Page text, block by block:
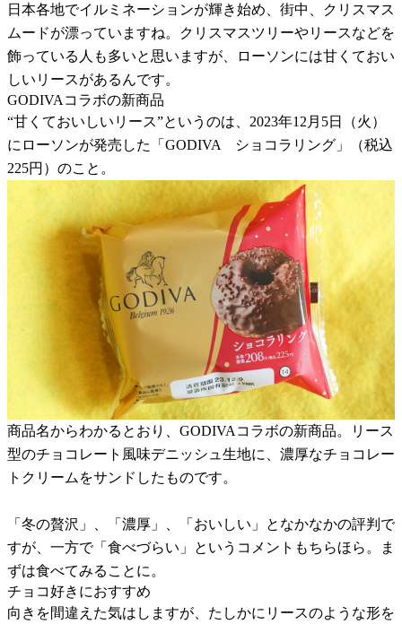
日本各地でイルミネーションが輝き始め、街中、クリスマス
ムードが漂っていますね。クリスマスツリーやリースなどを
飾っている人も多いと思いますが、ローソンには甘くておい
しいリースがあるんです。
GODIVAコラボの新商品
“甘くておいしいリース”というのは、2023年12月5日（火）
にローソンが発売した「GODIVA ショコラリング」（税込
225円）のこと。
商品名からわかるとおり、GODIVAコラボの新商品。リース
型のチョコレート風味デニッシュ生地に、濃厚なチョコレー
トクリームをサンドしたものです。
「冬の贅沢」、「濃厚」、「おいしい」となかなかの評判で
すが、一方で「食べづらい」というコメントもちらほら。ま
ずは食べてみることに。
チョコ好きにおすすめ
向きを間違えた気はしますが、たしかにリースのような形を